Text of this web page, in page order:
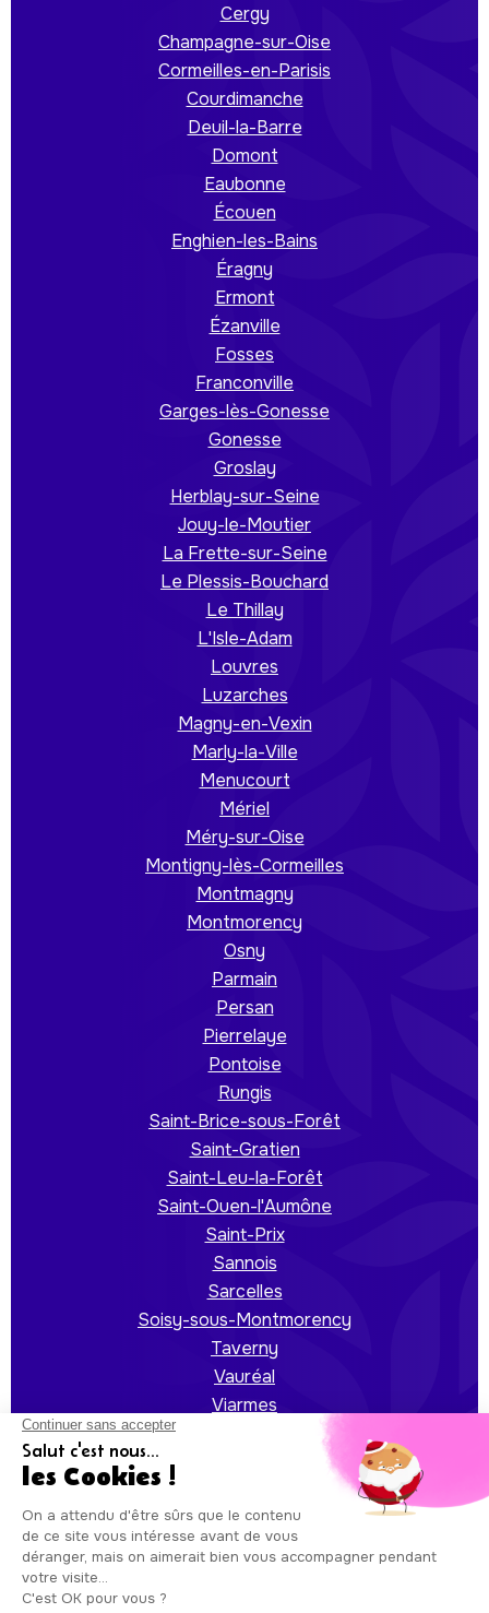
Cergy
Champagne-sur-Oise
Cormeilles-en-Parisis
Courdimanche
Deuil-la-Barre
Domont
Eaubonne
Écouen
Enghien-les-Bains
Éragny
Ermont
Ézanville
Fosses
Franconville
Garges-lès-Gonesse
Gonesse
Groslay
Herblay-sur-Seine
Jouy-le-Moutier
La Frette-sur-Seine
Le Plessis-Bouchard
Le Thillay
L'Isle-Adam
Louvres
Luzarches
Magny-en-Vexin
Marly-la-Ville
Menucourt
Mériel
Méry-sur-Oise
Montigny-lès-Cormeilles
Montmagny
Montmorency
Osny
Parmain
Persan
Pierrelaye
Pontoise
Rungis
Saint-Brice-sous-Forêt
Saint-Gratien
Saint-Leu-la-Forêt
Saint-Ouen-l'Aumône
Saint-Prix
Sannois
Sarcelles
Soisy-sous-Montmorency
Taverny
Vauréal
Viarmes
Auxicare